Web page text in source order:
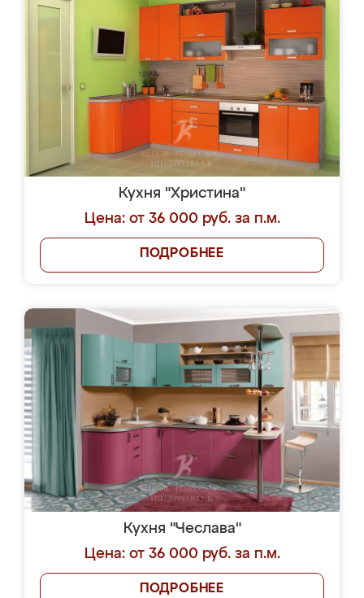
Кухня "Христина"
Цена: от 36 000 руб. за п.м.
ПОДРОБНЕЕ
Кухня "Чеслава"
Цена: от 36 000 руб. за п.м.
ПОДРОБНЕЕ